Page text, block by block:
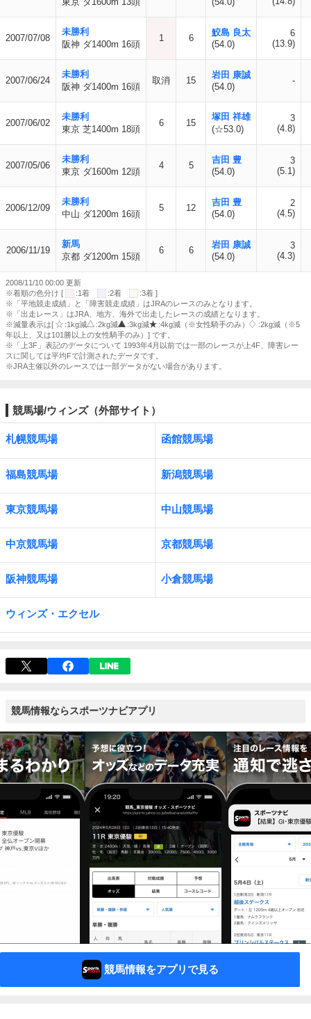
2007/07/08
未勝利
阪神 ダ1400m 16頭
1 6
鮫島 良太
(54.0)
6
(13.9)
2007/06/24
未勝利
阪神 ダ1400m 16頭
取消 15
岩田 康誠
(54.0)
-
2007/06/02
未勝利
東京 芝1400m 18頭
6 15
塚田 祥雄
(☆53.0)
3
(4.8)
2007/05/06
未勝利
東京 ダ1600m 12頭
4 5
吉田 豊
(54.0)
3
(5.1)
2006/12/09
未勝利
中山 ダ1200m 16頭
5 12
吉田 豊
(54.0)
2
(4.5)
2006/11/19
新馬
京都 ダ1200m 15頭
6 6
岩田 康誠
(54.0)
3
(4.3)
2008/11/10 00:00 更新
※着順の色分け [
:1着 :2着
:3着 ]
※「平地競走成績」と「障害競走成績」はJRAのレースのみとなります。
※「出走レース」はJRA、地方、海外で出走したレースの成績となります。
※減量表示は[
:1kg減 :2kg減 :3kg減 :4kg減（※女性騎手のみ）
:2kg減（※5
年以上、又は101勝以上の女性騎手のみ）] です。
※「上3F」表記のデータについて 1993年4月以前では一部のレースが上4F、障害レー
スに関しては平均Fで計測されたデータです。
※JRA主催以外のレースでは一部データがない場合があります。
競馬場/ウィンズ（外部サイト）
札幌競馬場 函館競馬場
福島競馬場 新潟競馬場
東京競馬場 中山競馬場
中京競馬場 京都競馬場
阪神競馬場 小倉競馬場
ウィンズ・エクセル
競馬情報ならスポーツナビアプリ
競馬情報をアプリで見る